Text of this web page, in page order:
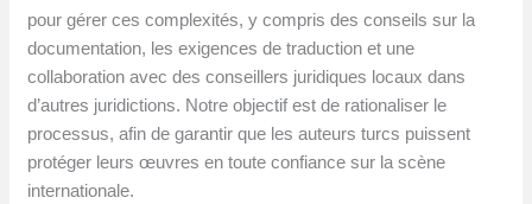
pour gérer ces complexités, y compris des conseils sur la
documentation, les exigences de traduction et une
collaboration avec des conseillers juridiques locaux dans
d’autres juridictions. Notre objectif est de rationaliser le
processus, afin de garantir que les auteurs turcs puissent
protéger leurs œuvres en toute confiance sur la scène
internationale.